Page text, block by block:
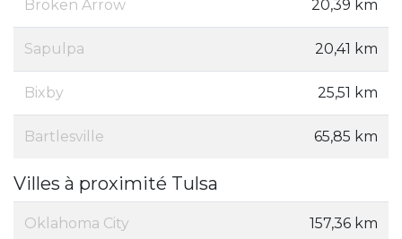
Broken Arrow 20,39 km
Sapulpa 20,41 km
Bixby 25,51 km
Bartlesville 65,85 km
Villes à proximité Tulsa
Oklahoma City 157,36 km